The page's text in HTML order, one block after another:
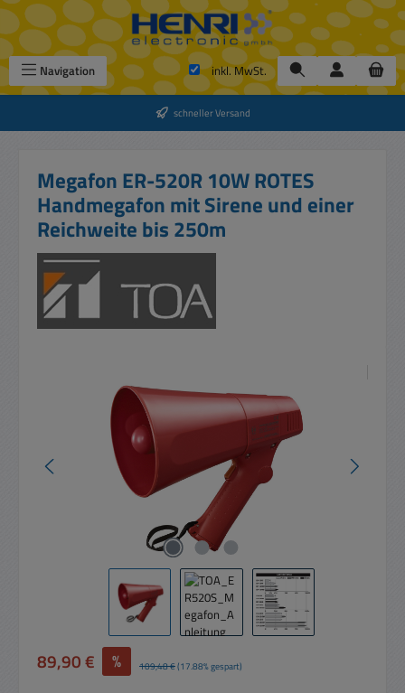
Zum Hauptinhalt springen
Navigation inkl. MwSt.
schneller Versand
Megafon ER-520R 10W ROTES
Handmegafon mit Sirene und einer
Reichweite bis 250m
Verkaufspreis:
89,90 € % Regulärer Preis:
109,48 €(17.88% gespart)